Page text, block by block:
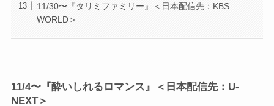
11/30〜『タリミファミリー』＜日本配信先：KBS
WORLD＞
11/4〜『酔いしれるロマンス』＜日本配信先：U-
NEXT＞